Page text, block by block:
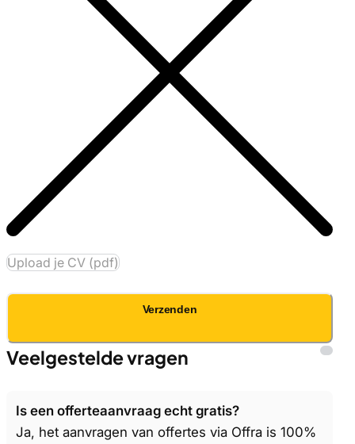
Upload je CV (pdf)
Verzenden
Veelgestelde vragen
Is een offerteaanvraag echt gratis?
Ja, het aanvragen van offertes via Offra is 100%